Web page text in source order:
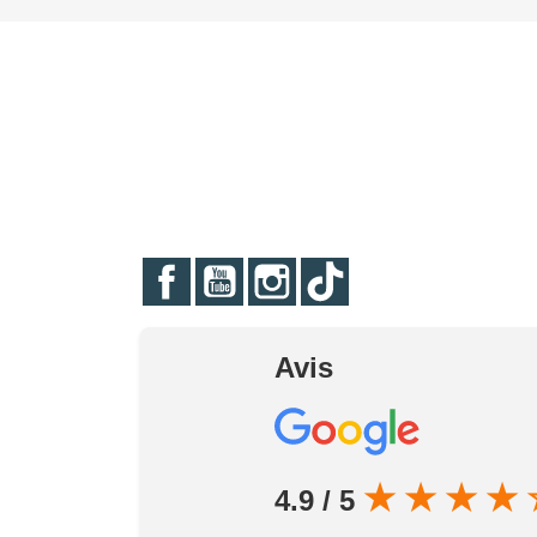
FacebookYouTubeInstagram
Avis
4.9 / 5 ★ ★ ★ ★